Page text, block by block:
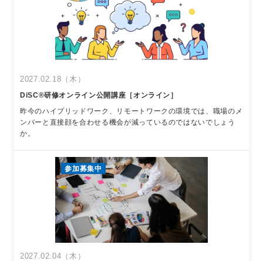
2027.02.18（木）
DiSC®︎研修オンライン公開講座［オンライン］
昨今のハイブリッドワーク、リモートワークの環境では、職場のメ
ンバーと直接顔を合わせる機会が減っているのではないでしょう
か。
参加募集中
2027.02.04（木）